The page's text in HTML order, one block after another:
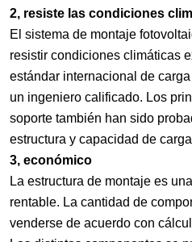
2, resiste las condiciones
El sistema de montaje
resistir condiciones climáticas
estándar internacional de
un ingeniero calificado. Los
soporte también han sido
estructura y capacidad de
3, económico
La estructura de montaje es
rentable. La cantidad de
venderse de acuerdo con